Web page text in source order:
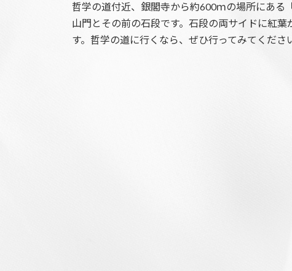
哲学の道付近、銀閣寺から約600ｍの場所にあ
山門とその前の石段です。石段の両サイドに紅
す。哲学の道に行くなら、ぜひ行ってみてくださ